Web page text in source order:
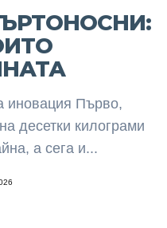
иновация Първо,
десетки килограми
а сега и...